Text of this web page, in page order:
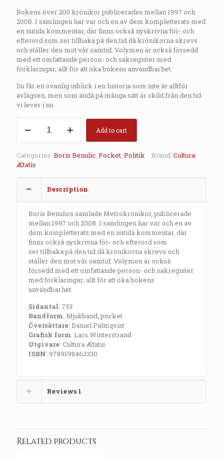
Bokens över 200 krönikor publicerades mellan 1997 och
2008. I samlingenhar var och en av dem kompletterats med
ennutida kommentar, där finns också nyskrivna för- och
efterord som sertillbakapå den tid då krönikorna skrevs
och ställer den motvårsamtid. Volymen är också försedd
medettomfattande person- och sakregistermed
förklaringar; allt för attökabokens användbarhet.
Dufår en ovanliginblick ienhistoria som inte är alltför
avlägsen, mensom ändåpåmånga sätt är skildfrån den tid
vilever i nu.
över
Add to cart
Categories: Boris Benulic, Pocket, Politik Brand: Cultura
Ætatis
Description
Boris Benulics samlade Metrokrönikor, publicerade
mellan 1997 och2008.Isamlingenhar var och en av
dem kompletterats medennutida kommentar,där
finns också nyskrivna för- ochefterord som
sertillbakapå den tid då krönikorna skrevs och
ställer den motvårsamtid.Volymen är också
förseddmedettomfattande person-och sakregister
med förklaringar; allt för attökabokens
användbarhet.
Sidantal: 733
Bandform: Mjukband, pocket
Översättare: Daniel Palmqvist
Grafisk form: Lars Winterstrand
Utgivare: Cultura Ætatis
ISBN: 9789198463330
Reviews 1
Related products